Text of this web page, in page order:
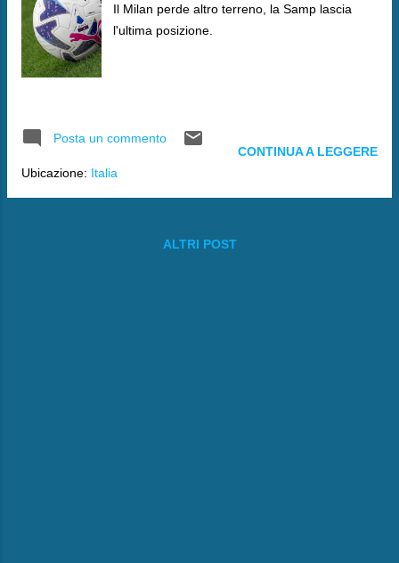
Il Milan perde altro terreno, la Samp lascia
l'ultima posizione.
Posta un commento
Ubicazione: Italia
CONTINUA A LEGGERE
ALTRI POST